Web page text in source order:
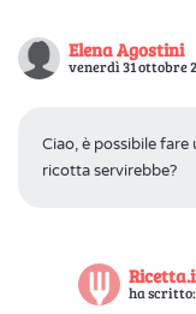
Elena Agostini
venerdì 31 ottobre
Ciao, è possibile
ricotta servirebbe?
ha scritto: